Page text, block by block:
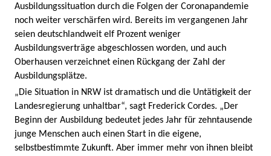
Ausbildungssituation durch die Folgen der Coronapandemie
noch weiter verschärfen wird. Bereits im vergangenen Jahr
seien deutschlandweit elf Prozent weniger
Ausbildungsverträge abgeschlossen worden, und auch
Oberhausen verzeichnet einen Rückgang der Zahl der
Ausbildungsplätze.
„Die Situation in NRW ist dramatisch und die Untätigkeit der
Landesregierung unhaltbar“, sagt Frederick Cordes. „Der
Beginn der Ausbildung bedeutet jedes Jahr für zehntausende
junge Menschen auch einen Start in die eigene,
selbstbestimmte Zukunft. Aber immer mehr von ihnen bleibt